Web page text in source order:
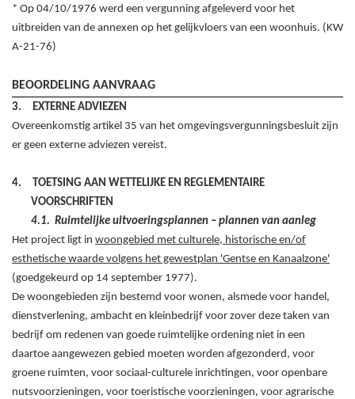
* Op 04/10/1976 werd een vergunning afgeleverd voor het
uitbreiden van de annexen op het gelijkvloers van een woonhuis. (KW
A-21-76)
BEOORDELING AANVRAAG
3.
EXTERNE ADVIEZEN
Overeenkomstig artikel 35 van het omgevingsvergunningsbesluit zijn
er geen externe adviezen vereist.
4.
TOETSING AAN WETTELIJKE EN REGLEMENTAIRE
VOORSCHRIFTEN
4.1. Ruimtelijke uitvoeringsplannen – plannen van aanleg
Het project ligt in woongebied met culturele, historische en/of
esthetische waarde volgens het gewestplan 'Gentse en Kanaalzone'
(goedgekeurd op 14 september 1977).
De woongebieden zijn bestemd voor wonen, alsmede voor handel,
dienstverlening, ambacht en kleinbedrijf voor zover deze taken van
bedrijf om redenen van goede ruimtelijke ordening niet in een
daartoe aangewezen gebied moeten worden afgezonderd, voor
groene ruimten, voor sociaal-culturele inrichtingen, voor openbare
nutsvoorzieningen, voor toeristische voorzieningen, voor agrarische